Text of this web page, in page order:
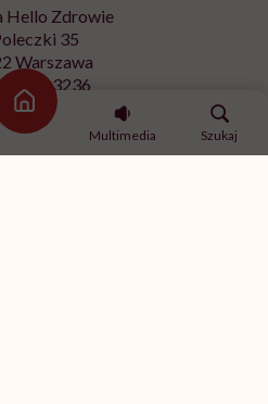
Strona główna
Multimedia
Szukaj
Hello Zdrowie
35
Warszawa
z redakcją